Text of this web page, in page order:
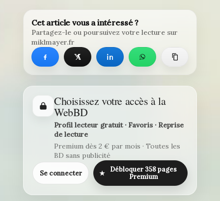
Cet article vous a intéressé ?
Partagez-le ou poursuivez votre lecture sur
miklmayer.fr
Choisissez votre accès à la
WebBD
Profil lecteur gratuit · Favoris · Reprise
de lecture
Premium dès 2 € par mois · Toutes les
BD sans publicité
Se connecter ★
Débloquer 358 pages
Premium